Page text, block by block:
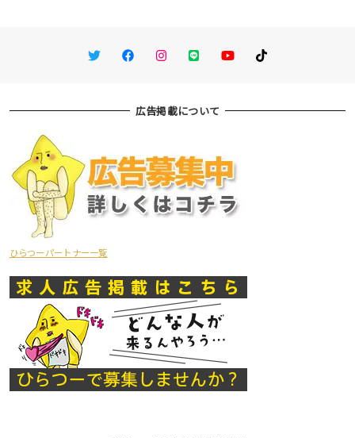
TwitterFacebookInstagram
LINE You TubeTikTok
広告掲載について
ひらつーパートナー一覧